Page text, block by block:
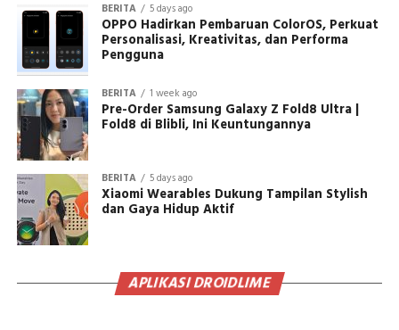
BERITA 5 days ago
OPPO Hadirkan Pembaruan ColorOS, Perkuat
Personalisasi, Kreativitas, dan Performa
Pengguna
BERITA 1 week ago
Pre-Order Samsung Galaxy Z Fold8 Ultra |
Fold8 di Blibli, Ini Keuntungannya
BERITA 5 days ago
Xiaomi Wearables Dukung Tampilan Stylish
dan Gaya Hidup Aktif
APLIKASI DROIDLIME